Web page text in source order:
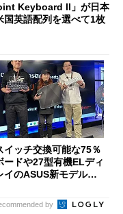
Keyboard II」が日本
英語配列を選べて1枚
イッチ交換可能な75％
ードや27型有機ELディ
イのASUS新モデルを
by